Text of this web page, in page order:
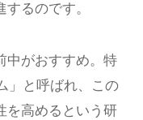
るのです。
中がおすすめ。特
」と呼ばれ、この
を高めるという研